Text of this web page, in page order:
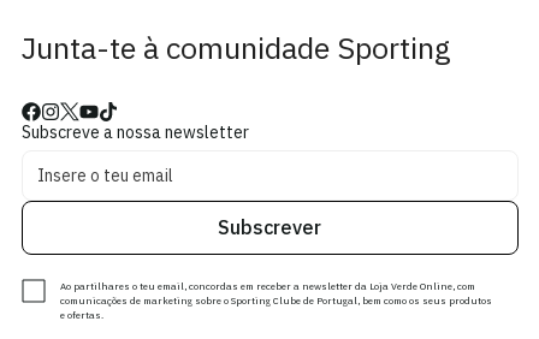
Junta-te à comunidade Sporting
Subscreve a nossa newsletter
Subscrever
Ao partilhares o teu email, concordas em receber a newsletter da Loja Verde Online, com
comunicações de marketing sobre o Sporting Clube de Portugal, bem como os seus produtos
e ofertas.